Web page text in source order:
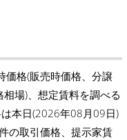
価格(販売時価格、分譲
場)、想定賃料を調べる
本日(2026年08月09日)
の取引価格、提示家賃